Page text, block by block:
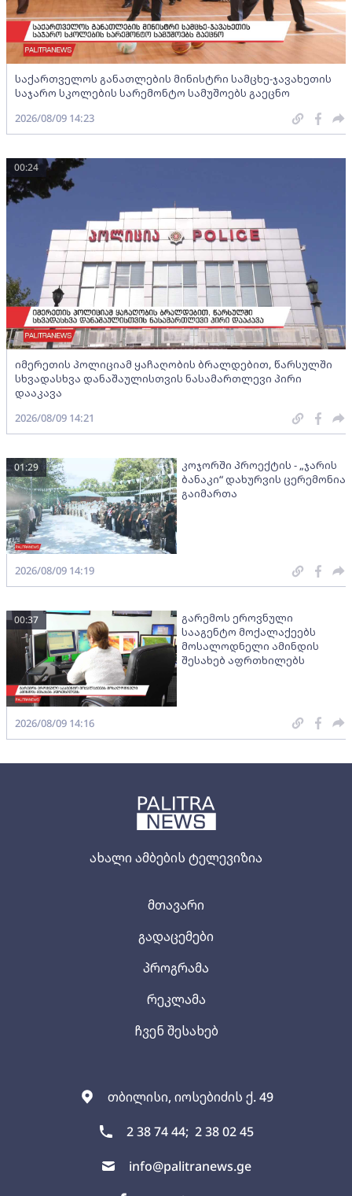
ახალი ამბების ტელევიზია
თბილისი, იოსებიძის ქ. 49
2 38 74 44; 2 38 02 45
info@palitranews.ge
მთავარი
გადაცემები
პროგრამა
რეკლამა
ჩვენ შესახებ
საქართველოს განათლების მინისტრი სამცხე-ჯავახეთის
საჯარო სკოლების სარემონტო სამუშოებს გაეცნო
2026/08/09 14:23
იმერეთის პოლიციამ ყაჩაღობის ბრალდებით, წარსულში
სხვადასხვა დანაშაულისთვის ნასამართლევი პირი
დააკავა
00:24
2026/08/09 14:21
კოჯორში პროექტის - „ჯარის
ბანაკი“ დახურვის ცერემონია
გაიმართა
01:29
2026/08/09 14:19
გარემოს ეროვნული
სააგენტო მოქალაქეებს
მოსალოდნელი ამინდის
შესახებ აფრთხილებს
00:37
2026/08/09 14:16